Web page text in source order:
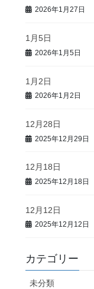
2026年1月27日
1月5日
2026年1月5日
1月2日
2026年1月2日
12月28日
2025年12月29日
12月18日
2025年12月18日
12月12日
2025年12月12日
カテゴリー
未分類